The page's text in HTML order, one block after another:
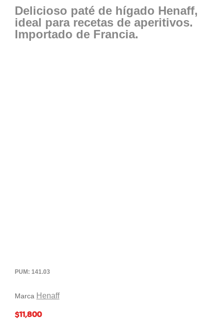
Delicioso paté de hígado Henaff,
ideal para recetas de aperitivos.
Importado de Francia.
PUM: 141.03
Marca Henaff
$11,800